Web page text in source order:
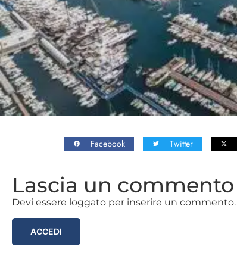
Facebook Twitter
Lascia un commento
Devi essere loggato per inserire un commento.
ACCEDI